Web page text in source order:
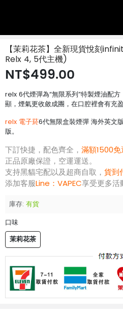
【茉莉花茶】全新現貨悅刻
Relx 4, 5代主機)
NT$499.00
relx 6代煙彈為“無限系列”特製煙油配方
顯，煙氣更收斂成團，在口腔裡會有充盈
relx 電子菸6代無限盒裝煙彈 海外英文
版。
下訂快捷，配色齊全， 滿額1500免
正品原廠保證，空運運送。
支持黑貓宅配以及超商自取， 貨到
添加客服Line： VAPEC享受更多活
庫存: 有貨
口味
茉莉花茶